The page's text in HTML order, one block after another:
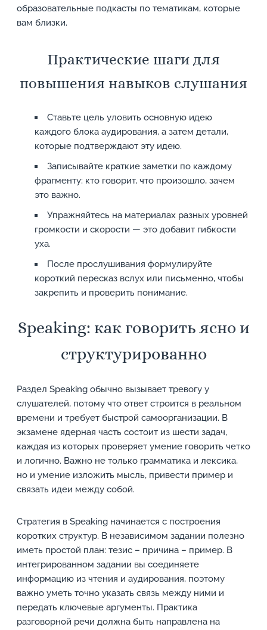
образовательные подкасты по тематикам, которые
вам близки.
Практические шаги для
повышения навыков слушания
Ставьте цель уловить основную идею
каждого блока аудирования, а затем детали,
которые подтверждают эту идею.
Записывайте краткие заметки по каждому
фрагменту: кто говорит, что произошло, зачем
это важно.
Упражняйтесь на материалах разных уровней
громкости и скорости — это добавит гибкости
уха.
После прослушивания формулируйте
короткий пересказ вслух или письменно, чтобы
закрепить и проверить понимание.
Speaking: как говорить ясно и
структурированно
Раздел Speaking обычно вызывает тревогу у
слушателей, потому что ответ строится в реальном
времени и требует быстрой самоорганизации. В
экзамене ядерная часть состоит из шести задач,
каждая из которых проверяет умение говорить четко
и логично. Важно не только грамматика и лексика,
но и умение изложить мысль, привести пример и
связать идеи между собой.
Стратегия в Speaking начинается с построения
коротких структур. В независимом задании полезно
иметь простой план: тезис – причина – пример. В
интегрированном задании вы соединяете
информацию из чтения и аудирования, поэтому
важно уметь точно указать связь между ними и
передать ключевые аргументы. Практика
разговорной речи должна быть направлена на